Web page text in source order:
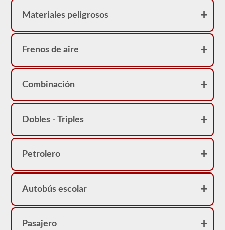
la
información
necesita
saber
ponerse
el
Materiales peligrosos
Frenos de aire
Combinación
Dobles - Triples
Petrolero
Autobús escolar
Pasajero